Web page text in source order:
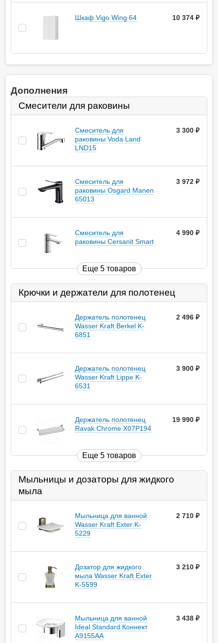
Шкаф Vigo Wing 64 10 374 ₽
Дополнения
Смесители для раковины
Смеситель для
раковины Voda Land
LND15
3 300
Смеситель для
раковины Osgard Manen
65013
3 972
Смеситель для
раковины Cersanit Smart
4 990
Еще 5 товаров
Крючки и держатели для полотенец
Держатель полотенец
Wasser Kraft Berkel K-
6851
2 496
Держатель полотенец
Wasser Kraft Lippe K-
6531
3 900
Держатель полотенец
Ravak Chrome X07P194
19 990
Еще 5 товаров
Мыльницы и дозаторы для жидкого
мыла
Мыльница для ванной
Wasser Kraft Exter K-
5229
2 710
Дозатор для жидкого
мыла Wasser Kraft Exter
K-5599
3 210
Мыльница для ванной
Ideal Standard Коннект
A9155AA
3 438